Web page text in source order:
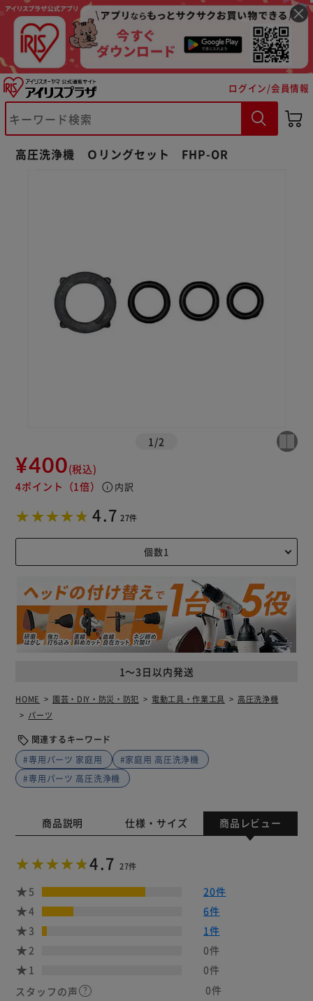
ログイン/会員情報
高圧洗浄機 Ｏリングセット FHP-OR
1 /2
¥400(税込)
4ポイント （1倍） info 内訳
4.7 27件
1～3日以内発送
HOME 園芸・DIY・防災・防犯 電動工具・作業工具
高圧洗浄機
パーツ
関連するキーワード
#専用パーツ 家庭用
#家庭用 高圧洗浄機
#専用パーツ 高圧洗浄機
商品説明 仕様・サイズ 商品レビュー
4.7 27件
5
20件
4
6件
3
1件
2
0件
1
0件
スタッフの声
0件
※ご確認ください